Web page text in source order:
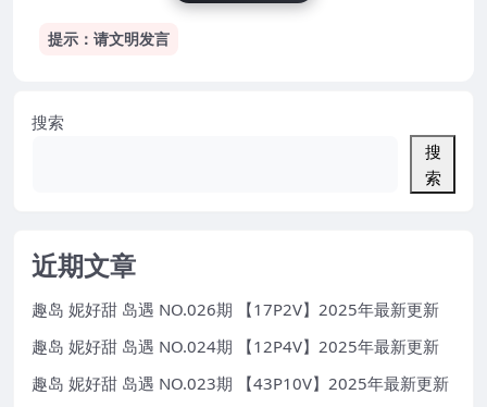
提示：请文明发言
搜索
搜
索
近期文章
趣岛 妮好甜 岛遇 NO.026期 【17P2V】2025年最新更新
趣岛 妮好甜 岛遇 NO.024期 【12P4V】2025年最新更新
趣岛 妮好甜 岛遇 NO.023期 【43P10V】2025年最新更新